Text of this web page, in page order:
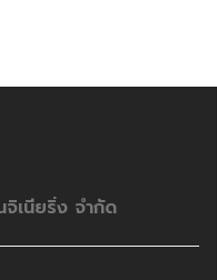
เนียริ่ง จำกัด